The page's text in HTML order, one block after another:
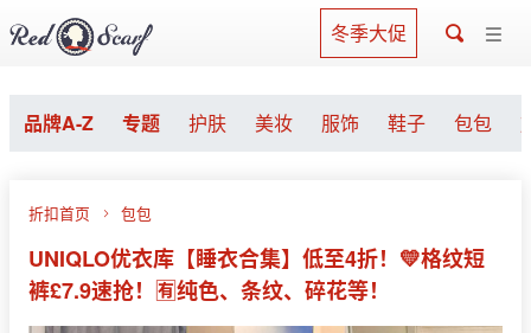
冬季大促
品牌A-Z 专题 护肤 美妆 服饰 鞋子 包包
折扣首页 包包
UNIQLO优衣库【睡衣合集】低至4折！💛格纹短
裤£7.9速抢！🈶纯色、条纹、碎花等！